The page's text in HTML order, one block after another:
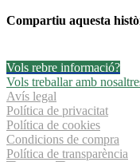
Compartiu aquesta
Vols rebre informació?
Vols treballar amb
Avís legal
Política de privacitat
Política de cookies
Condicions de compra
Política de transparència